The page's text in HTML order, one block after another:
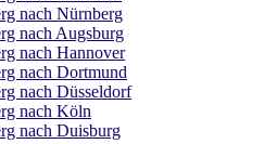
nach Nürnberg
nach Augsburg
nach Hannover
nach Dortmund
nach Düsseldorf
nach Köln
nach Duisburg